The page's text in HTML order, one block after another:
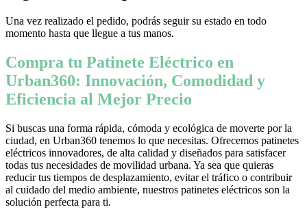
Una vez realizado el pedido, podrás seguir su estado en todo
momento hasta que llegue a tus manos.
Compra tu Patinete Eléctrico en
Urban360: Innovación, Comodidad y
Eficiencia al Mejor Precio
Si buscas una forma rápida, cómoda y ecológica de moverte por la
ciudad, en Urban360 tenemos lo que necesitas. Ofrecemos patinetes
eléctricos innovadores, de alta calidad y diseñados para satisfacer
todas tus necesidades de movilidad urbana. Ya sea que quieras
reducir tus tiempos de desplazamiento, evitar el tráfico o contribuir
al cuidado del medio ambiente, nuestros patinetes eléctricos son la
solución perfecta para ti.